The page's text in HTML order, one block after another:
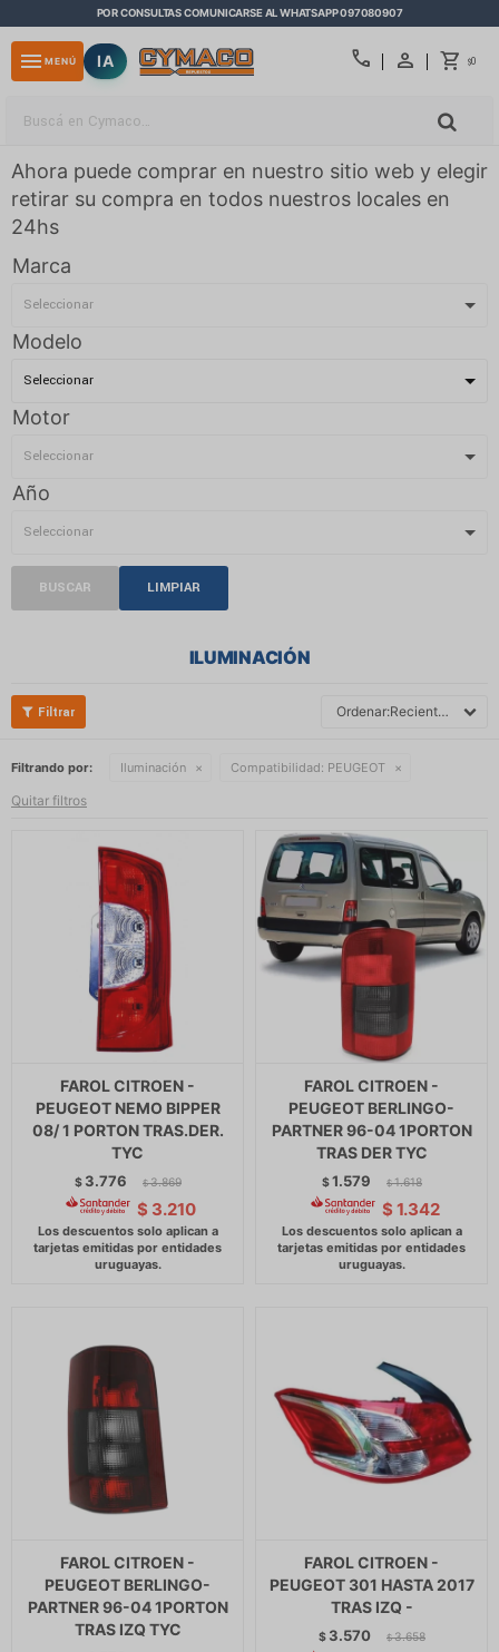
POR CONSULTAS COMUNICARSE AL WHATSAPP 097080907
call $0
menu MENÚ IA
Ahora puede comprar en nuestro sitio web y elegir
retirar su compra en todos nuestros locales en
24hs
Marca
Modelo
Motor
Año
BUSCAR LIMPIAR
ILUMINACIÓN
Recientes
Filtrando por: Iluminación Compatibilidad: PEUGEOT
Quitar filtros
FAROL CITROEN -
PEUGEOT NEMO BIPPER
08/ 1 PORTON TRAS.DER.
TYC
$ 3.776 $ 3.869
$ 3.210
FAROL CITROEN -
PEUGEOT BERLINGO-
PARTNER 96-04 1PORTON
TRAS DER TYC
$1.579 $ 1.618
$ 1.342
FAROL CITROEN -
PEUGEOT BERLINGO-
PARTNER 96-04 1PORTON
TRAS IZQ TYC
FAROL CITROEN -
PEUGEOT 301 HASTA 2017
TRAS IZQ -
$ 3.570 $ 3.658
close